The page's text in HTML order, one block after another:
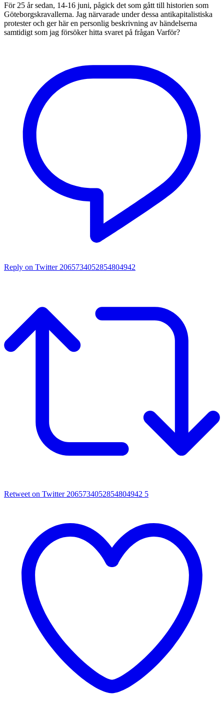
För 25 år sedan, 14-16 juni, pågick det som gått till historien som
Göteborgskravallerna. Jag närvarade under dessa antikapitalistiska
protester och ger här en personlig beskrivning av händelserna
samtidigt som jag försöker hitta svaret på frågan Varför?
Reply on Twitter 2065734052854804942
Retweet on Twitter 2065734052854804942 5